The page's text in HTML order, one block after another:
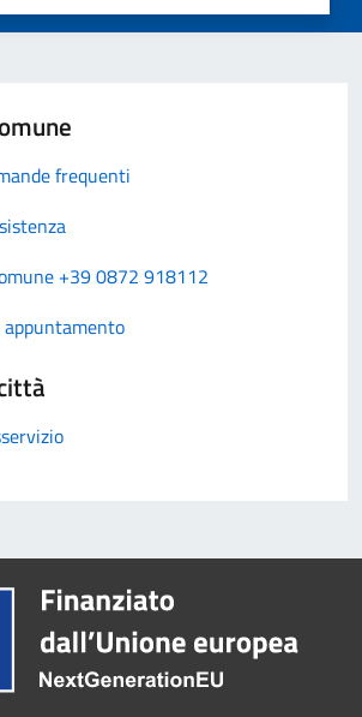
frequenti
+39 0872 918112